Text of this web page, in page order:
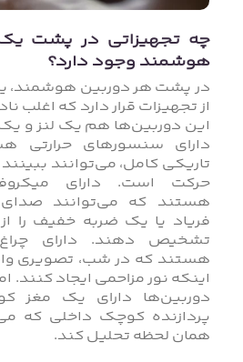
چه تجهیزاتی در پشت
هوشمند وجود دارد؟
در پشت هر دوربین
از تجهیزات قرار دارد که اغلب
این دوربین‌ها هم یک لنز و
دارای سنسورهای حرارتی
تاریکی کامل، می‌توانند
حرکت است. دارای
هستند که می‌توانند
فریاد یا یک ضربه خفیف را
تشخیص دهند. دارای
هستند که در شب، تصویری
اینکه نور مزاحمی ایجاد کنند.
دوربین‌ها دارای یک مغز
پردازنده‌ کوچک داخلی که
همان لحظه تحلیل کند.